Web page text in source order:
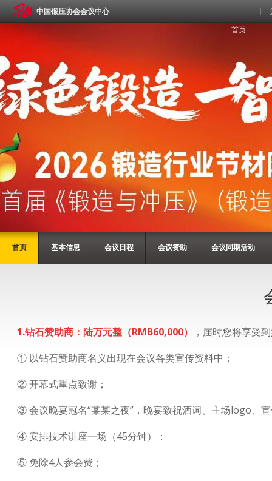
中国锻压协会会议中心
首页
首页 基本信息 会议日程 会议赞助 会议同期活动
1.钻石赞助商：陆万元整（RMB60,000）
，届时您将享受
① 以钻石赞助商名义出现在会议各类宣传资料中；
② 开幕式重点致谢；
③ 会议晚宴冠名“某某之夜”，晚宴致祝酒词、主场logo、
④ 安排技术讲座一场（45分钟）；
⑤ 免除4人参会费；